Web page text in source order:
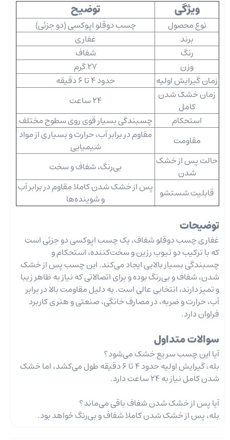
ویژگی
توضیح
نوع محصول
چسب دوقلو اپوکسی (دو جزئی)
برند
غفاری
رنگ
شفاف
وزن
27 گرم
زمان گیرایش اولیه
حدود 4 تا 6 دقیقه
زمان خشک شدن
کامل
24 ساعت
استحکام
چسبندگی بسیار قوی روی سطوح مختلف
مقاومت
مقاوم در برابر آب، حرارت و بسیاری از مواد
شیمیایی
حالت پس از خشک
شدن
بی‌رنگ، شفاف و سخت
قابلیت شستشو پس از خشک شدن کاملا مقاوم در برابر آب
و شوینده‌ها
توضیحات
غفاری چسب دوقلو شفاف، یک چسب اپوکسی دو جزئی است
که با ترکیب دو تیوب رزین و سخت‌کننده، استحکام و
چسبندگی بسیار بالایی ایجاد می‌کند. این چسب پس از خشک
شدن، شفاف و بی‌رنگ بوده و برای اتصالاتی که نیاز به ظاهر زیبا
و تمیز دارند، انتخابی عالی است. به دلیل مقاومت بالا در برابر
آب، حرارت و ضربه، در مصارف خانگی، صنعتی و هنری کاربرد
فراوان دارد.
سوالات متداول
آیا این چسب سریع خشک می‌شود؟
بله، گیرایش اولیه حدود 4 تا 6 دقیقه طول می‌کشد، اما خشک
شدن کامل نیاز به 24 ساعت دارد.
آیا پس از خشک شدن شفاف باقی می‌ماند؟
بله، پس از خشک شدن کاملا شفاف و بی‌رنگ خواهد بود.